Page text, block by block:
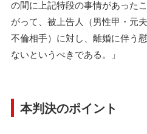
の間に上記特段の事情があった
がって、被上告人（男性甲・元
不倫相手）に対し、離婚に伴う
ないというべきである。」
本判決のポイント